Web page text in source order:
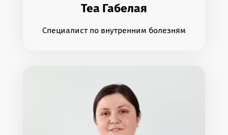
Теа Габелая
Специалист по внутренним болезням